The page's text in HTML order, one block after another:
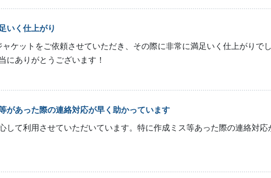
いく仕上がり
ケットをご依頼させていただき、その際に非常に満足いく仕上がりで
にありがとうございます！
があった際の連絡対応が早く助かっています
して利用させていただいています。特に作成ミス等あった際の連絡対